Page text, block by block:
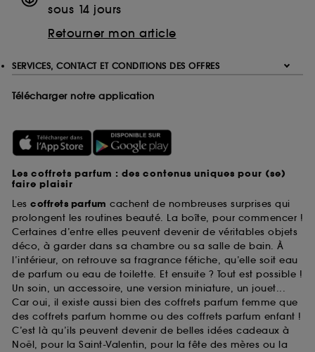
sous 14 jours
Retourner mon article
SERVICES, CONTACT ET CONDITIONS DES OFFRES
Télécharger notre application
Les coffrets parfum : des contenus uniques pour (se)
faire plaisir
Les coffrets parfum cachent de nombreuses surprises qui
prolongent les routines beauté. La boîte, pour commencer !
Certaines d’entre elles peuvent devenir de véritables objets
déco, à garder dans sa chambre ou sa salle de bain. À
l’intérieur, on retrouve sa fragrance fétiche, qu’elle soit eau
de parfum ou eau de toilette. Et ensuite ? Tout est possible !
Un soin, un accessoire, une version miniature, un jouet...
Car oui, il existe aussi bien des coffrets parfum femme que
des coffrets parfum homme ou des coffrets parfum enfant !
C’est là qu’ils peuvent devenir de belles idées cadeaux à
Noël, pour la Saint-Valentin, pour la fête des mères ou la